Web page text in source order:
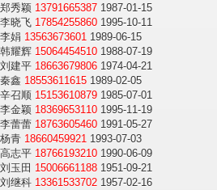
郑秀颖 13791665387 1987-01-15
李晓飞 17854255860 1995-10-11
李娟 13563673601 1989-06-15
韩耀辉 15064454510 1988-07-19
刘建平 18663679806 1974-04-21
秦鑫 18553611615 1989-02-05
辛召顺 15153610879 1985-07-01
李金颖 18369653110 1995-11-19
李蕾蕾 18763605460 1991-05-27
杨青 18660459921 1993-07-03
高志平 18766193210 1990-06-09
刘玉田 15006661188 1951-09-21
刘继科 13361533702 1957-02-16